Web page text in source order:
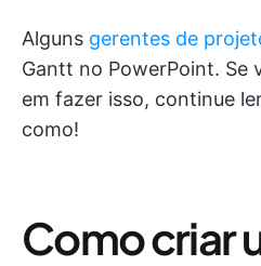
Alguns gerentes de
Gantt no PowerPoint. Se
em fazer isso, continue
como!
Como criar